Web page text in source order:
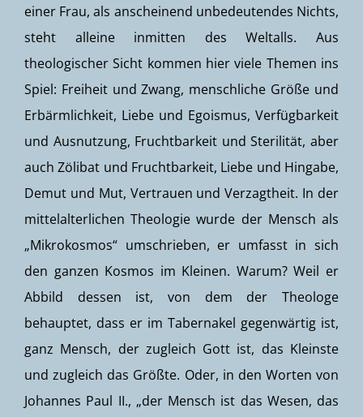
einer Frau, als anscheinend unbedeutendes Nichts,
steht alleine inmitten des Weltalls. Aus
theologischer Sicht kommen hier viele Themen ins
Spiel: Freiheit und Zwang, menschliche Größe und
Erbärmlichkeit, Liebe und Egoismus, Verfügbarkeit
und Ausnutzung, Fruchtbarkeit und Sterilität, aber
auch Zölibat und Fruchtbarkeit, Liebe und Hingabe,
Demut und Mut, Vertrauen und Verzagtheit. In der
mittelalterlichen Theologie wurde der Mensch als
„Mikrokosmos“ umschrieben, er umfasst in sich
den ganzen Kosmos im Kleinen. Warum? Weil er
Abbild dessen ist, von dem der Theologe
behauptet, dass er im Tabernakel gegenwärtig ist,
ganz Mensch, der zugleich Gott ist, das Kleinste
und zugleich das Größte. Oder, in den Worten von
Johannes Paul II., „der Mensch ist das Wesen, das